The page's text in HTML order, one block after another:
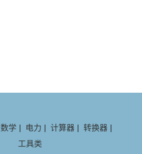
数学 电力 计算器 转换器
工具类